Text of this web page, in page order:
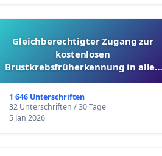
Gleichberechtigter Zugang zur
kostenlosen
Brustkrebsfrüherkennung in allen
1 646 Unterschriften
32 Unterschriften / 30 Tage
5 Jan 2026